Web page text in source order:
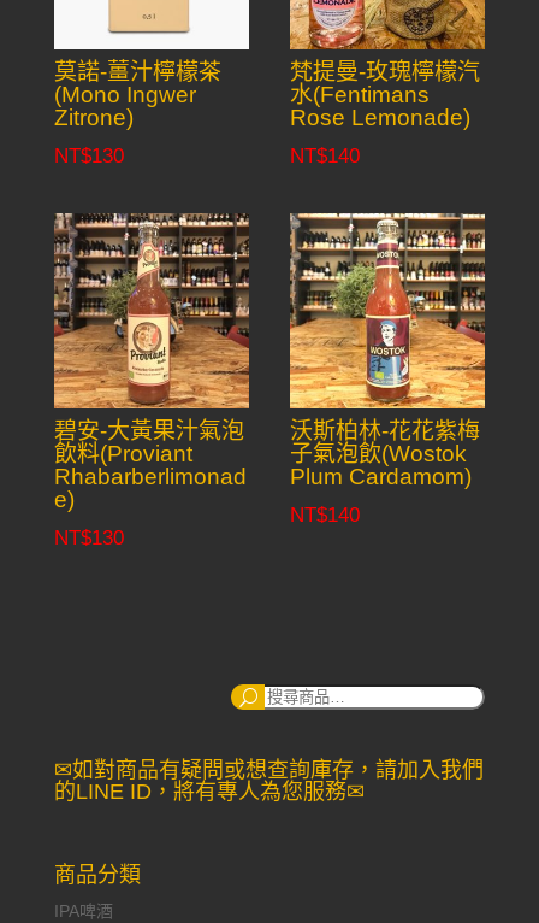
莫諾-薑汁檸檬茶
(Mono Ingwer
Zitrone)
NT$130
梵提曼-玫瑰檸檬汽
水(Fentimans
Rose Lemonade)
NT$140
碧安-大黃果汁氣泡
飲料(Proviant
Rhabarberlimonad
e)
NT$130
沃斯柏林-花花紫梅
子氣泡飲(Wostok
Plum Cardamom)
NT$140
搜
✉如對商品有疑問或想查詢庫存，請加入我們
的LINE ID，將有專人為您服務✉
商品分類
IPA啤酒